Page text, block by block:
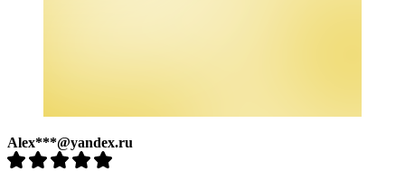
Alex***@yandex.ru